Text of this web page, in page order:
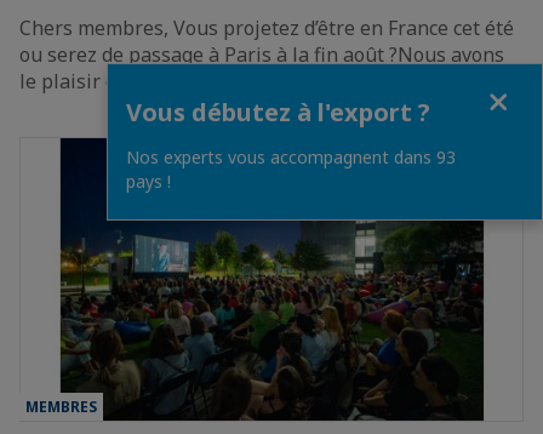
Chers membres, Vous projetez d’être en France cet été
ou serez de passage à Paris à la fin août ?Nous avons
le plaisir de vous inviter à participer à…
MEMBRES
Vous débutez à l'export ?
Nos experts vous accompagnent dans 93
pays !